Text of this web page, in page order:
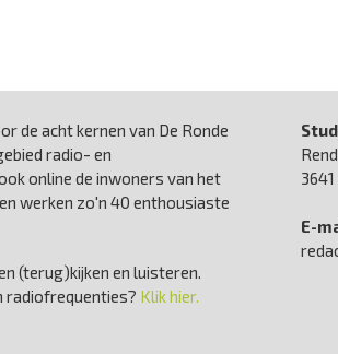
de acht kernen van De Ronde
radio- en
online de inwoners van het
werken zo'n 40 enthousiaste
(terug)kijken en luisteren.
radiofrequenties? Klik hier.
E-